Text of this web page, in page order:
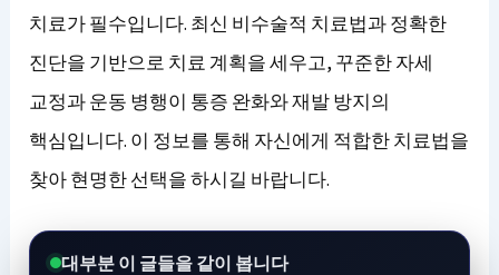
치료가 필수입니다. 최신 비수술적 치료법과 정확한
진단을 기반으로 치료 계획을 세우고, 꾸준한 자세
교정과 운동 병행이 통증 완화와 재발 방지의
핵심입니다. 이 정보를 통해 자신에게 적합한 치료법을
찾아 현명한 선택을 하시길 바랍니다.
대부분 이 글들을 같이 봅니다